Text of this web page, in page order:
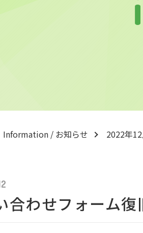
Information / お知らせ 2022年
合わせフォーム